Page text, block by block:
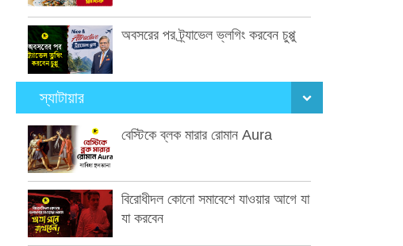
অবসরের পর ট্র্যাভেল ভ্লগিং করবেন চুপ্পু
স্যাটায়ার
বেস্টিকে ব্লক মারার রোমান Aura
বিরোধীদল কোনো সমাবেশে যাওয়ার আগে যা
যা করবেন